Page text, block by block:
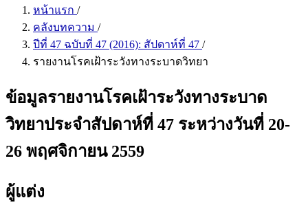
หน้าแรก /
คลังบทความ /
ปีที่ 47 ฉบับที่ 47 (2016): สัปดาห์ที่ 47 /
รายงานโรคเฝ้าระวังทางระบาดวิทยา
ข้อมูลรายงานโรคเฝ้าระวังทางระบาด
วิทยาประจำสัปดาห์ที่ 47 ระหว่างวันที่ 20-
26 พฤศจิกายน 2559
ผู้แต่ง